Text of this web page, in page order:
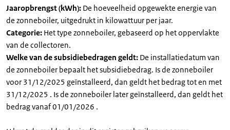
Jaaropbrengst (kWh): De hoeveelheid opgewekte energie van
de zonneboiler, uitgedrukt in kilowattuur per jaar.
Categorie: Het type zonneboiler, gebaseerd op het oppervlakte
van de collectoren.
Welke van de subsidiebedragen geldt: De installatiedatum van
de zonneboiler bepaalt het subsidiebedrag. Is de zonneboiler
voor 31/12/2025 geïnstalleerd, dan geldt het bedrag tot en met
31/12/2025 . Is de zonneboiler later geïnstalleerd, dan geldt het
bedrag vanaf 01/01/2026 .